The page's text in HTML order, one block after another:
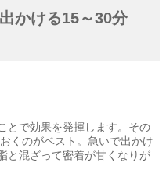
かける15～30分
とで効果を発揮します。その
くのがベスト。急いで出かけ
と混ざって密着が甘くなりが